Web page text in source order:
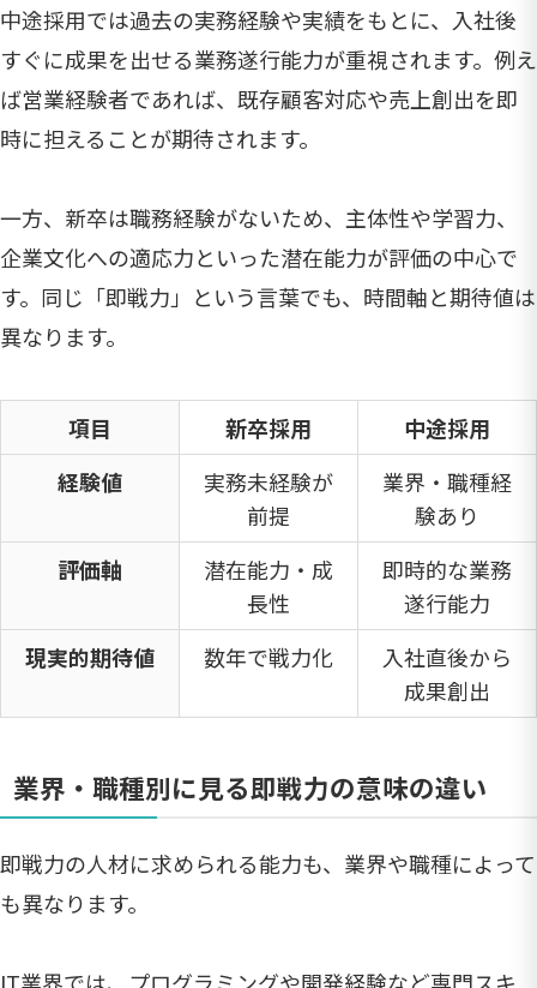
中途採用では過去の実務経験や実績をもとに、入社後
すぐに成果を出せる業務遂行能力が重視されます。例え
ば営業経験者であれば、既存顧客対応や売上創出を即
時に担えることが期待されます。
一方、新卒は職務経験がないため、主体性や学習力、
企業文化への適応力といった潜在能力が評価の中心で
す。同じ「即戦力」という言葉でも、時間軸と期待値は
異なります。
項目 新卒採用
中途採用
経験値
実務未経験が
前提
業界・職種経
験あり
評価軸
潜在能力・成
長性
即時的な業務
遂行能力
現実的期待値
数年で戦力化
入社直後から
成果創出
業界・職種別に見る即戦力の意味の違い
即戦力の人材に求められる能力も、業界や職種によって
も異なります。